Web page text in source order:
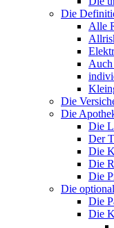
Die
Alle
Die
Die
Die
Der
Die
Die
Die
Die
Die
Die